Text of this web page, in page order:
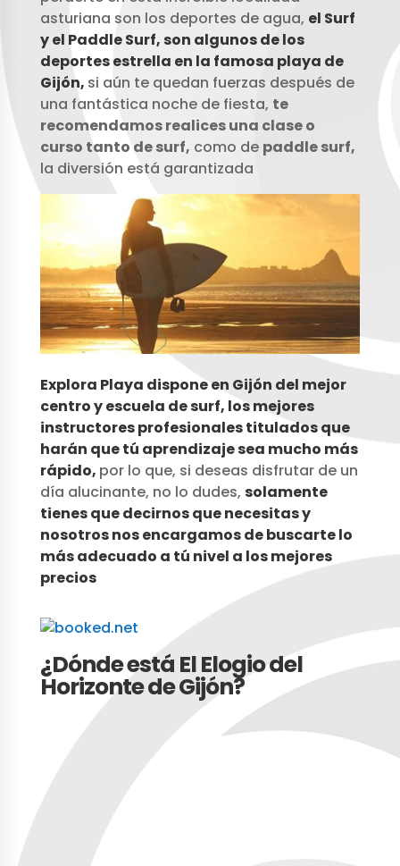
asturiana son los deportes de agua, el Surf
y el Paddle Surf, son algunos de los
deportes estrella en la famosa playa de
Gijón, si aún te quedan fuerzas después de
una fantástica noche de fiesta, te
recomendamos realices una clase o
curso tanto de surf, como de paddle surf,
la diversión está garantizada
Explora Playa dispone en Gijón del mejor
centro y escuela de surf, los mejores
instructores profesionales titulados que
harán que tú aprendizaje sea mucho más
rápido, por lo que, si deseas disfrutar de un
día alucinante, no lo dudes, solamente
tienes que decirnos que necesitas y
nosotros nos encargamos de buscarte lo
más adecuado a tú nivel a los mejores
precios
¿Dónde está El Elogio del
Horizonte de Gijón?